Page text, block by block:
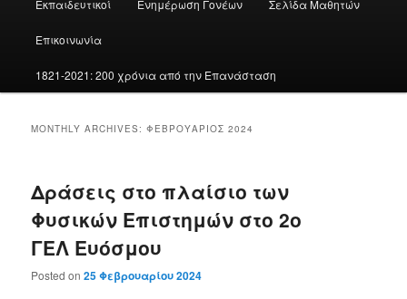
Εκπαιδευτικοί Ενημέρωση Γονέων Σελίδα Μαθητών
Επικοινωνία
1821-2021: 200 χρόνια από την Επανάσταση
MONTHLY ARCHIVES:ΦΕΒΡΟΥΆΡΙΟΣ 2024
Δράσεις στο πλαίσιο των
Φυσικών Επιστημών στο 2ο
ΓΕΛ Ευόσμου
Posted on25 Φεβρουαρίου 2024